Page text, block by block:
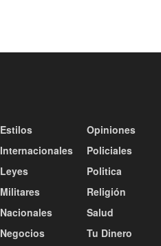
Estilos
Internacionales
Leyes
Militares
Nacionales
Negocios
Opiniones
Policiales
Politica
Religión
Salud
Tu Dinero